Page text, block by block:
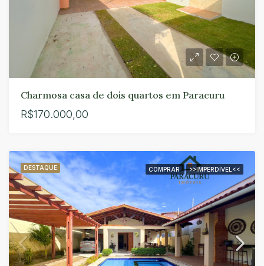
Charmosa casa de dois quartos em Paracuru
R$170.000,00
DESTAQUE COMPRAR >>IMPERDÍVEL<<